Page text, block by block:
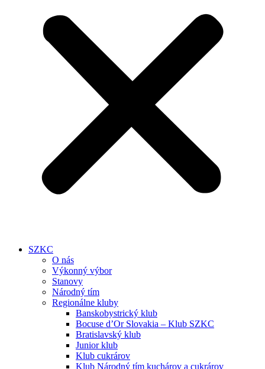
SZKC
O nás
Výkonný výbor
Stanovy
Národný tím
Regionálne kluby
Banskobystrický klub
Bocuse d’Or Slovakia – Klub SZKC
Bratislavský klub
Junior klub
Klub cukrárov
Klub Národný tím kuchárov a cukrárov